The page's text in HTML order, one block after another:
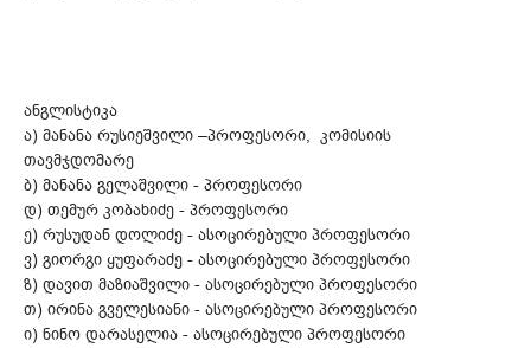
ანგლისტიკა
ა) მანანა რუსიეშვილი –პროფესორი, კომისიის
თავმჯდომარე
ბ) მანანა გელაშვილი - პროფესორი
დ) თემურ კობახიძე - პროფესორი
ე) რუსუდან დოლიძე - ასოცირებული პროფესორი
ვ) გიორგი ყუფარაძე - ასოცირებული პროფესორი
ზ) დავით მაზიაშვილი - ასოცირებული პროფესორი
თ) ირინა გველესიანი - ასოცირებული პროფესორი
ი) ნინო დარასელია - ასოცირებული პროფესორი